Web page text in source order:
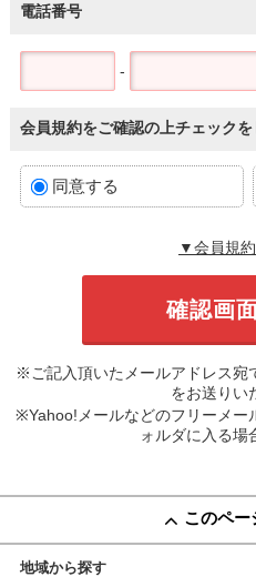
電話番号
-
会員規約をご確認の上チェック
同意する
▼会員規
※ご記入頂いたメールアドレス宛
をお送りい
※Yahoo!メールなどのフリーメー
ォルダに入る場
このペー
地域から探す